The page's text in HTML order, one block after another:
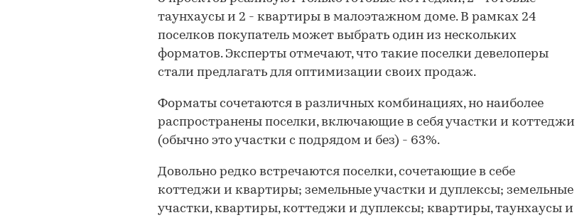
таунхаусы и 2 - квартиры в малоэтажном доме. В рамках 24
поселков покупатель может выбрать один из нескольких
форматов. Эксперты отмечают, что такие поселки девелоперы
стали предлагать для оптимизации своих продаж.
Форматы сочетаются в различных комбинациях, но наиболее
распространены поселки, включающие в себя участки и коттеджи
(обычно это участки с подрядом и без) - 63%.
Довольно редко встречаются поселки, сочетающие в себе
коттеджи и квартиры; земельные участки и дуплексы; земельные
участки, квартиры, коттеджи и дуплексы; квартиры, таунхаусы и